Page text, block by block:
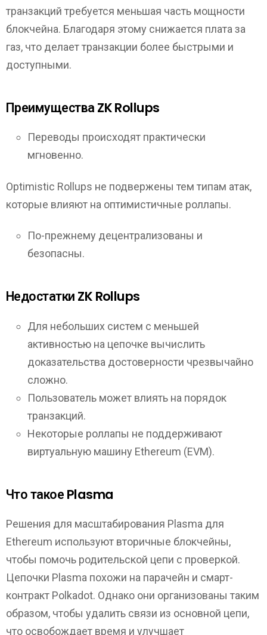
транзакций требуется меньшая часть мощности
блокчейна. Благодаря этому снижается плата за
газ, что делает транзакции более быстрыми и
доступными.
Преимущества ZK Rollups
Переводы происходят практически
мгновенно.
Optimistic Rollups не подвержены тем типам атак,
которые влияют на оптимистичные роллапы.
По-прежнему децентрализованы и
безопасны.
Недостатки ZK Rollups
Для небольших систем с меньшей
активностью на цепочке вычислить
доказательства достоверности чрезвычайно
сложно.
Пользователь может влиять на порядок
транзакций.
Некоторые роллапы не поддерживают
виртуальную машину Ethereum (EVM).
Что такое Plasma
Решения для масштабирования Plasma для
Ethereum используют вторичные блокчейны,
чтобы помочь родительской цепи с проверкой.
Цепочки Plasma похожи на парачейн и смарт-
контракт Polkadot. Однако они организованы таким
образом, чтобы удалить связи из основной цепи,
что освобождает время и улучшает